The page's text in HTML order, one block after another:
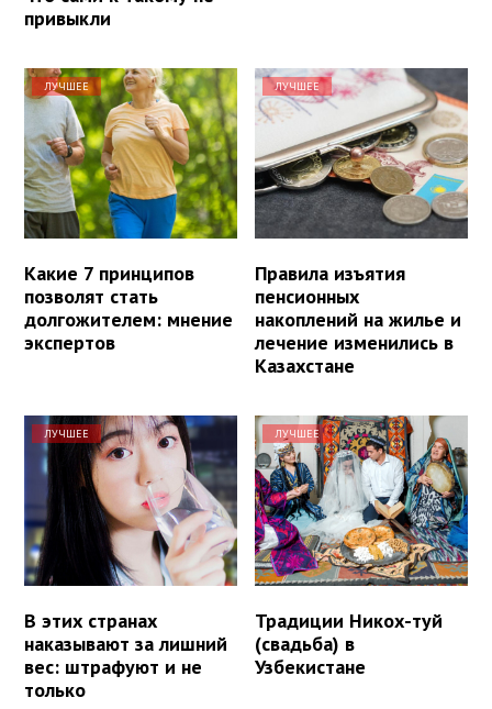
привыкли
ЛУЧШЕЕ
Какие 7 принципов
позволят стать
долгожителем: мнение
экспертов
ЛУЧШЕЕ
Правила изъятия
пенсионных
накоплений на жилье и
лечение изменились в
Казахстане
ЛУЧШЕЕ
В этих странах
наказывают за лишний
вес: штрафуют и не
только
ЛУЧШЕЕ
Традиции Никох-туй
(свадьба) в
Узбекистане